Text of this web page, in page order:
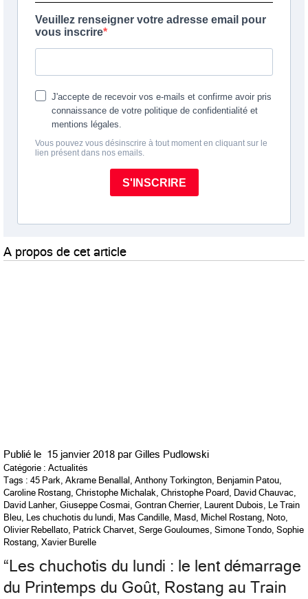
A propos de cet article
Publié le 15 janvier 2018 par Gilles Pudlowski
Catégorie : Actualités
Tags : 45 Park Akrame Benallal Anthony Torkington Benjamin Patou
Caroline Rostang Christophe Michalak Christophe Poard David Chauvac
David Lanher, Giuseppe Cosmai Gontran Cherrier, Laurent Dubois
Le Train
Bleu
Les chuchotis du lundi Mas Candille Masd Michel Rostang Noto
Olivier Rebellato Patrick Charvet Serge Gouloumes Simone Tondo Sophie
Rostang Xavier Burelle
“ Les chuchotis du lundi : le lent démarrage
du Printemps du Goût, Rostang au Train